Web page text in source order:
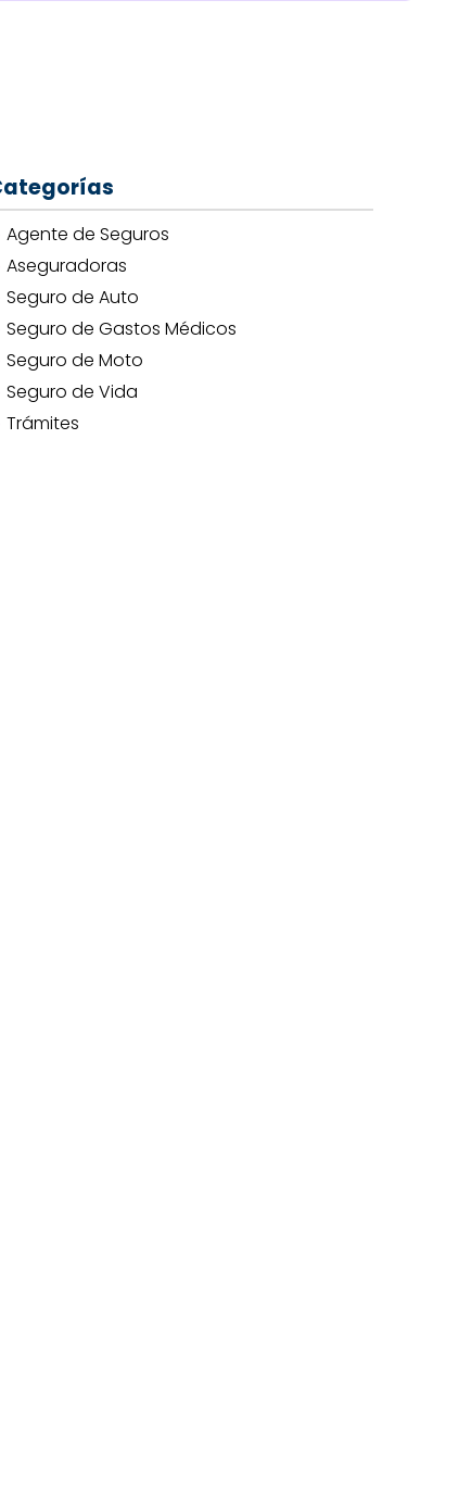
Agente de Seguros
Aseguradoras
❯ Afirme
❯ ANA
❯ AXA
❯ Chubb
❯ GNP
Seguro de Auto
Seguro de Gastos Médicos
Seguro de Moto
Seguro de Vida
Trámites